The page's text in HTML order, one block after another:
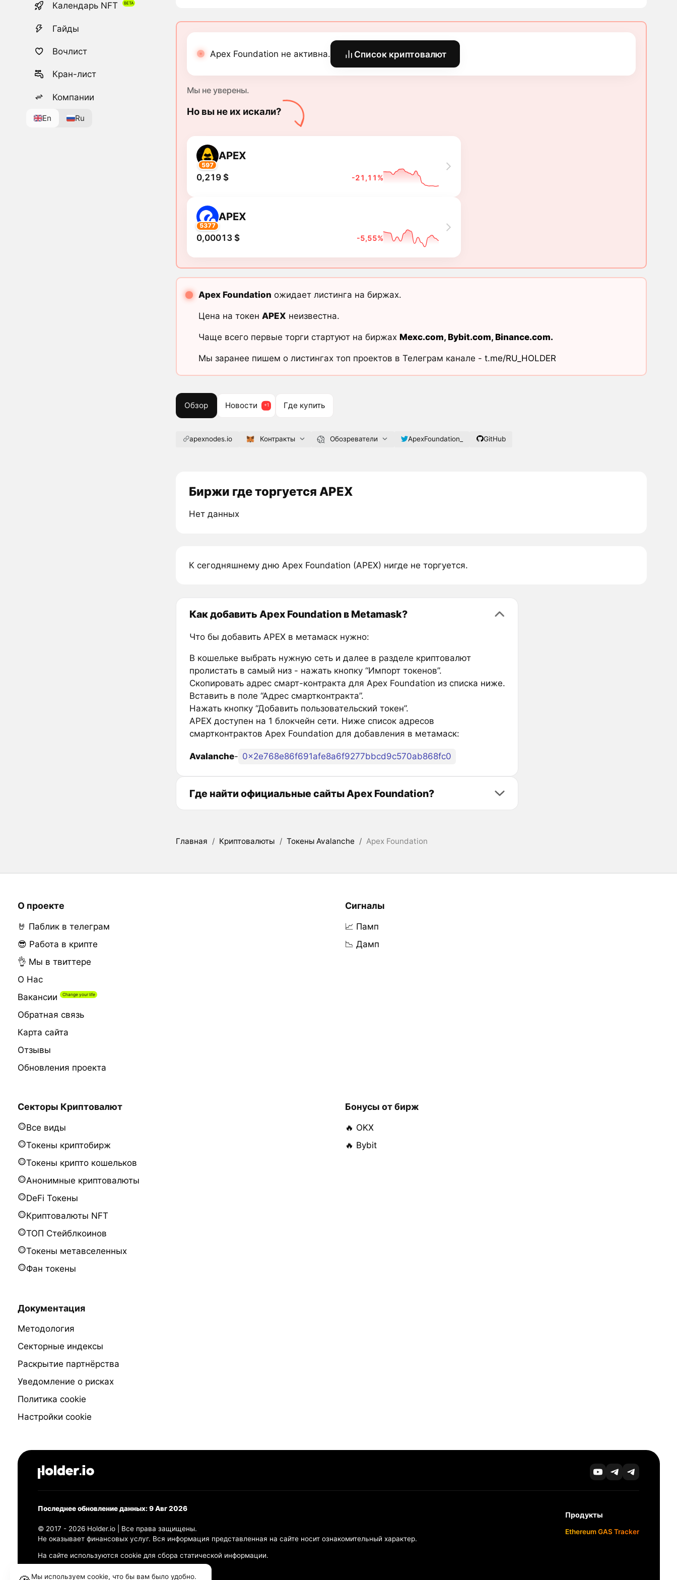
Календарь NFT
Гайды
Вочлист
Кран-лист
Компании
En Ru
Apex Foundation не активна. Список криптовалют
Мы не уверены.
Но вы не их искали?
597
APEX
0,219 $ -21,11%
5377
APEX
0,00013 $ -5,55%
Apex Foundation ожидает листинга на биржах.
Цена на токен APEX неизвестна.
Чаще всего первые торги стартуют на биржах Mexc.com, Bybit.com, Binance.com.
Мы заранее пишем о листингах топ проектов в Телеграм канале - t.me/RU_HOLDER
Обзор Новости Где купить
apexnodes.io Контракты Обозреватели ApexFoundation_ GitHub
Биржи где торгуется APEX
Нет данных
К сегодняшнему дню Apex Foundation (APEX) нигде не торгуется.
Как добавить Apex Foundation в Metamask?
Что бы добавить APEX в метамаск нужно:
В кошельке выбрать нужную сеть и далее в разделе криптовалют
пролистать в самый низ - нажать кнопку “Импорт токенов”.
Скопировать адрес смарт-контракта для Apex Foundation из списка ниже.
Вставить в поле “Адрес смартконтракта”.
Нажать кнопку “Добавить пользовательский токен”.
APEX доступен на 1 блокчейн сети. Ниже список адресов
смартконтрактов Apex Foundation для добавления в метамаск:
Avalanche- 0x2e768e86f691afe8a6f9277bbcd9c570ab868fc0
Где найти официальные сайты Apex Foundation?
Главная / Криптовалюты / Токены Avalanche / Apex Foundation
О проекте
🤘 Паблик в телеграм
😎 Работа в крипте
👌 Мы в твиттере
О Нас
Вакансии
Обратная связь
Карта сайта
Отзывы
Обновления проекта
Сигналы
📈 Памп
📉 Дамп
Секторы Криптовалют
Все виды
Токены криптобирж
Токены крипто кошельков
Анонимные криптовалюты
DeFi Токены
Криптовалюты NFT
ТОП Стейблкоинов
Токены метавселенных
Фан токены
Бонусы от бирж
🔥 OKX
🔥 Bybit
Документация
Методология
Секторные индексы
Раскрытие партнёрства
Уведомление о рисках
Политика cookie
Настройки cookie
Последнее обновление данных: 9 Авг 2026
© 2017 - 2026 Holder.io | Все права защищены.
Не оказывает финансовых услуг. Вся информация представленная на сайте носит ознакомительный характер.
На сайте используются cookie для сбора статической информации.
Политика конфиденциальности
Мы используем cookie, что бы вам было удобно.
Продукты
Ethereum GAS Tracker